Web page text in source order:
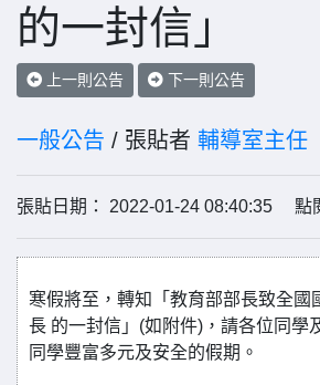
的一封信」
上一則公告 下一則公告
一般公告 / 張貼者 輔導室主任
張貼日期： 2022-01-24 08:40:35 點
寒假將至，轉知「教育部部長致全國
長 的一封信」(如附件)，請各位同學
同學豐富多元及安全的假期。